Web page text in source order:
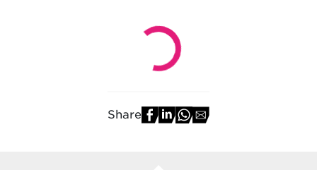
Share